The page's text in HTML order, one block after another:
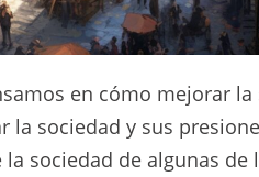
en cómo mejorar la
la sociedad y sus
sociedad de algunas de